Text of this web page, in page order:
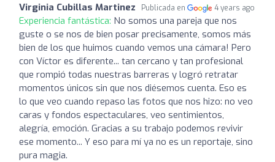
Virginia Cubillas Martinez Publicada en 4 years ago
Experiencia fantástica: No somos una pareja que nos
guste o se nos de bien posar precisamente, somos más
bien de los que huimos cuando vemos una cámara! Pero
con Víctor es diferente... tan cercano y tan profesional
que rompió todas nuestras barreras y logró retratar
momentos únicos sin que nos diésemos cuenta. Eso es
lo que veo cuando repaso las fotos que nos hizo: no veo
caras y fondos espectaculares, veo sentimientos,
alegría, emoción. Gracias a su trabajo podemos revivir
ese momento... Y eso para mí ya no es un reportaje, sino
pura magia.